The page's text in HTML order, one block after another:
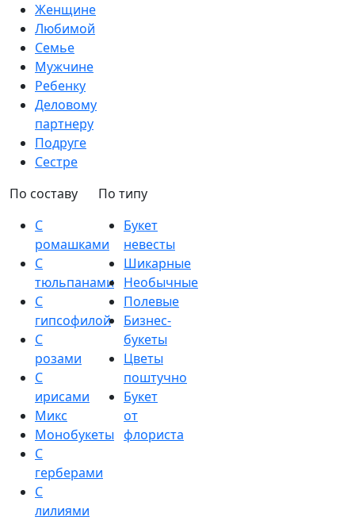
Женщине
Любимой
Семье
Мужчине
Ребенку
Деловому
партнеру
Подруге
Сестре
По составу
С
ромашками
С
тюльпанами
С
гипсофилой
С
розами
С
ирисами
Микс
Монобукеты
С
герберами
С
лилиями
По типу
Букет
невесты
Шикарные
Необычные
Полевые
Бизнес-
букеты
Цветы
поштучно
Букет
от
флориста